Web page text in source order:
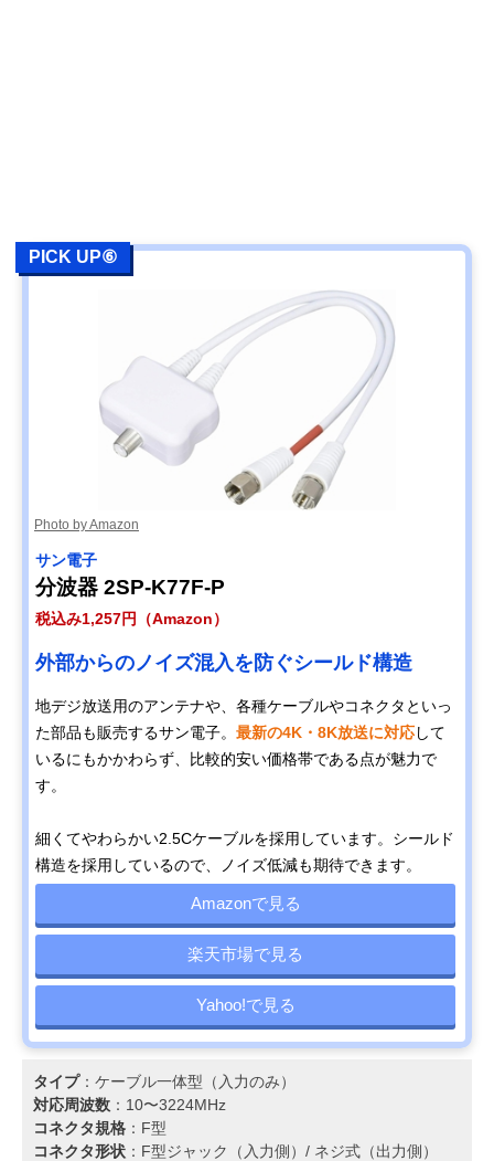
PICK UP⑥
Photo by Amazon
サン電子
分波器 2SP-K77F-P
税込み1,257円（Amazon）
外部からのノイズ混入を防ぐシールド構造
地デジ放送用のアンテナや、各種ケーブルやコネクタといっ
た部品も販売するサン電子。 最新の4K・8K放送に対応して
いるにもかかわらず、比較的安い価格帯である点が魅力で
す。
細くてやわらかい2.5Cケーブルを採用しています。シールド
構造を採用しているので、ノイズ低減も期待できます。
Amazonで見る
楽天市場で見る
Yahoo!で見る
タイプ：ケーブル一体型（入力のみ）
対応周波数 ：10〜3224MHz
コネクタ規格 ：F型
コネクタ形状 ：F型ジャック（入力側）/ ネジ式（出力側）